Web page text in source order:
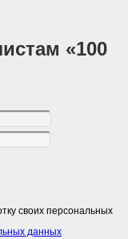
«100
своих персональных
данных